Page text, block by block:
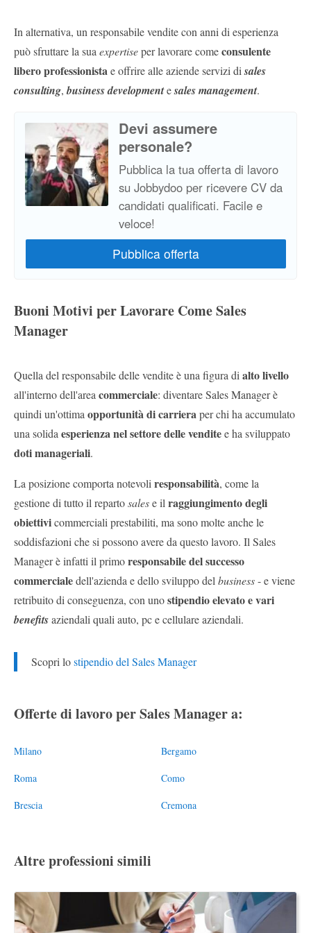
In alternativa, un responsabile vendite con anni di esperienza
può sfruttare la sua expertiseper lavorare comeconsulente
libero professionistae offrire alle aziende servizi di sales
consulting, business developmentesales management.
Devi assumere
personale?
Pubblica la tua offerta di lavoro
su Jobbydoo per ricevere CV da
candidati qualificati. Facile e
veloce!
Buoni Motivi per Lavorare Come Sales
Manager
Quella del responsabile delle vendite è una figura di alto livello
all'interno dell'area commerciale: diventare Sales Manager è
quindi un'ottima opportunità di carrieraper chi ha accumulato
una solida esperienza nel settore delle venditee ha sviluppato
doti manageriali.
La posizione comporta notevoli responsabilità, come la
gestione di tutto il repartosalese il raggiungimento degli
obiettivicommerciali prestabiliti, ma sono molte anche le
soddisfazioni che si possono avere da questo lavoro. Il Sales
Manager è infatti il primoresponsabile del successo
commercialedell'azienda e dello sviluppo del business- e viene
retribuito di conseguenza, con unostipendio elevato e vari
benefitsaziendali quali auto, pc e cellulare aziendali.
Scopri lostipendio del Sales Manager
Offerte di lavoro per Sales Manager a:
Milano
Roma
Brescia
Bergamo
Como
Cremona
Altre professioni simili